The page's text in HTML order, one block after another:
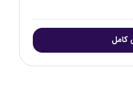
کامل